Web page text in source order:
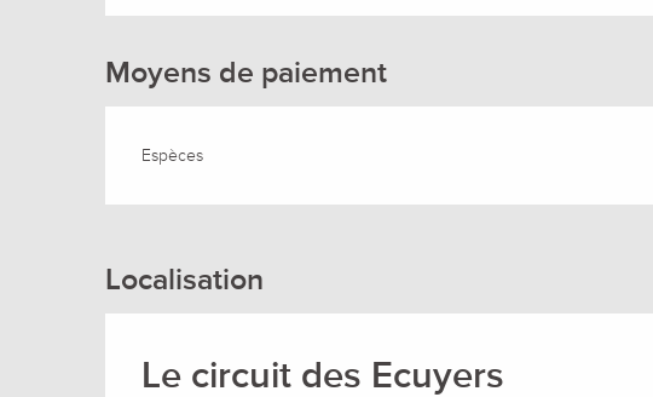
Moyens de paiement
Espèces
Localisation
Le circuit des Ecuyers